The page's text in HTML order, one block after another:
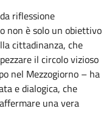
riflessione
non è solo un obiettivo
cittadinanza, che
il circolo vizioso
nel Mezzogiorno – ha
e dialogica, che
una vera